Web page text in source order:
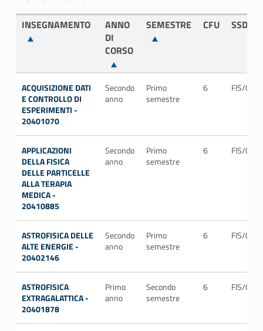
INSEGNAMENTO
ANNO
DI
CORSO
SEMESTRE CFU SSD
ACQUISIZIONE DATI
E CONTROLLO DI
ESPERIMENTI -
20401070
Secondo
anno
Primo
semestre
6 FIS/04
APPLICAZIONI
DELLA FISICA
DELLE PARTICELLE
ALLA TERAPIA
MEDICA -
20410885
Secondo
anno
Primo
semestre
6 FIS/04
ASTROFISICA DELLE
ALTE ENERGIE -
20402146
Secondo
anno
Primo
semestre
6 FIS/05
ASTROFISICA
EXTRAGALATTICA -
20401878
Primo
anno
Secondo
semestre
6 FIS/05